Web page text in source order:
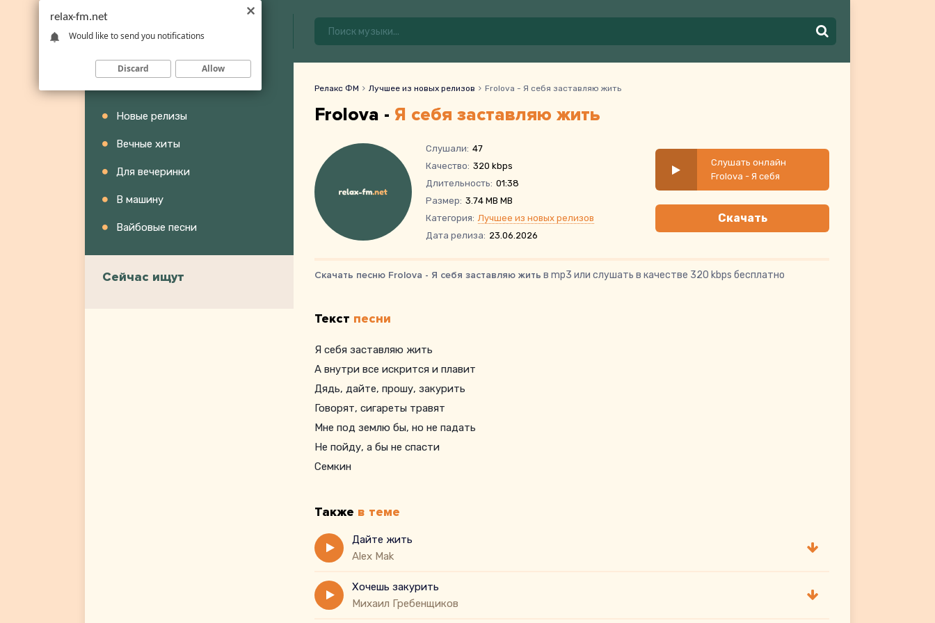
Новые релизы
Вечные хиты
Для вечеринки
В машину
Вайбовые песни
Сейчас ищут
Релакс ФМ Лучшее из новых релизов Frolova - Я себя заставляю жить
Frolova - Я себя заставляю жить
Слушали: 47
Качество: 320 kbps
Длительность: 01:38
Размер: 3.74 MB MB
Категория: Лучшее из новых релизов
Дата релиза: 23.06.2026
Слушать онлайн
Frolova - Я себя
заставляю жить
Скачать
Скачать песню Frolova - Я себя заставляю жить в mp3 или слушать в качестве 320 kbps бесплатно
Текст песни
Я себя заставляю жить
А внутри все искрится и плавит
Дядь, дайте, прошу, закурить
Говорят, сигареты травят
Мне под землю бы, но не падать
Не пойду, а бы не спасти
Семкин
Также в теме
Дайте жить
Alex Mak
Хочешь закурить
Михаил Гребенщиков
relax-fm.net
Would like to send you notifications
Discard Allow